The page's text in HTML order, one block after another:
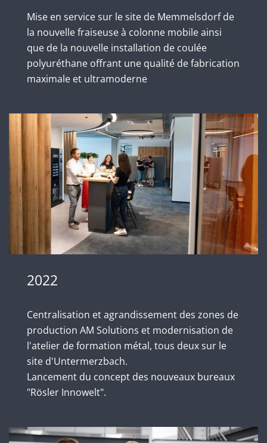
Mise en service sur le site de Memmelsdorf de
la nouvelle fraiseuse à colonne mobile ainsi
que de la nouvelle installation de coulée
polyuréthane offrant une qualité de fabrication
maximale et ultramoderne
2022
Centralisation et agrandissement des zones de
production AM Solutions et modernisation de
l'atelier de formation métal, tous deux sur le
site d'Untermerzbach.
Lancement du concept des nouveaux bureaux
"Rösler Innowelt".